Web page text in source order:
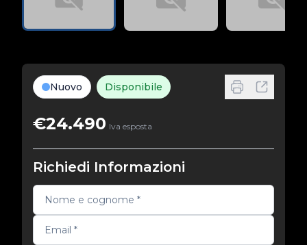
Nuovo Disponibile
€24.490 Iva esposta
Richiedi Informazioni